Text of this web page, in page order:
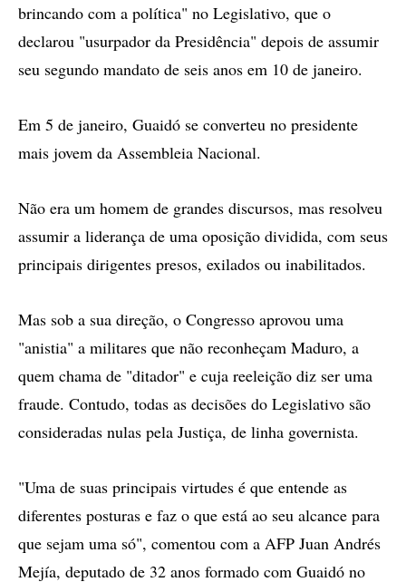
brincando com a política" no Legislativo, que o
declarou "usurpador da Presidência" depois de assumir
seu segundo mandato de seis anos em 10 de janeiro.
Em 5 de janeiro, Guaidó se converteu no presidente
mais jovem da Assembleia Nacional.
Não era um homem de grandes discursos, mas resolveu
assumir a liderança de uma oposição dividida, com seus
principais dirigentes presos, exilados ou inabilitados.
Mas sob a sua direção, o Congresso aprovou uma
"anistia" a militares que não reconheçam Maduro, a
quem chama de "ditador" e cuja reeleição diz ser uma
fraude. Contudo, todas as decisões do Legislativo são
consideradas nulas pela Justiça, de linha governista.
"Uma de suas principais virtudes é que entende as
diferentes posturas e faz o que está ao seu alcance para
que sejam uma só", comentou com a AFP Juan Andrés
Mejía, deputado de 32 anos formado com Guaidó no